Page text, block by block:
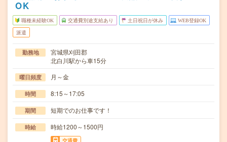
OK
職種未経験OK 交通費別途支給あり 土日祝日が休み WEB登録OK
派遣
勤務地
宮城県刈田郡
北白川駅から車15分
曜日頻度 月～金
時間 8:15～17:05
期間 短期でのお仕事です！
時給 時給1200～1500円
交通費